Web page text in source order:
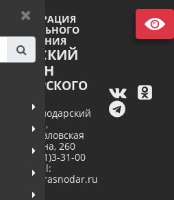
РАЙОН
Краснодарский
край,
Павловская
ул. Пушкина, 260
+7(86191)3-31-00
e-mail: